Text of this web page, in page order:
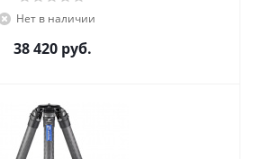
Нет в наличии
38 420руб.